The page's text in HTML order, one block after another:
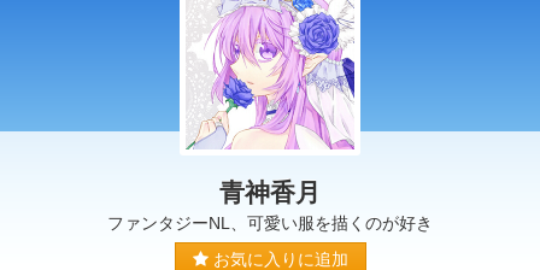
青神香月
ファンタジーNL、可愛い服を描くのが好き
お気に入りに追加